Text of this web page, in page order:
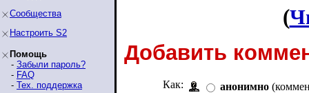
Сообщества
Настроить S2
Помощь
- Забыли пароль?
- FAQ
- Тех. поддержка
(
Добавить
Как: анонимно